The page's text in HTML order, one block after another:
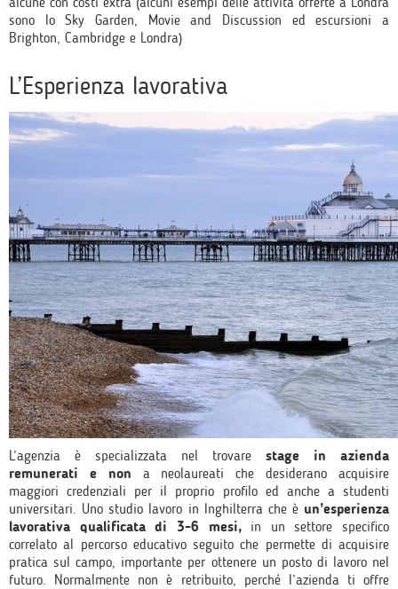
sono lo Sky Garden, Movie and Discussion ed escursioni a
Brighton, Cambridge e Londra)
L’Esperienza lavorativa
L’agenzia è specializzata nel trovare stage in azienda
remunerati e non a neolaureati che desiderano acquisire
maggiori credenziali per il proprio profilo ed anche a studenti
universitari. Uno studio lavoro in Inghilterra che è un’esperienza
lavorativa qualificata di 3-6 mesi,in un settore specifico
correlato al percorso educativo seguito che permette di acquisire
pratica sul campo, importante per ottenere un posto di lavoro nel
futuro. Normalmente non è retribuito, perché l’azienda ti offre